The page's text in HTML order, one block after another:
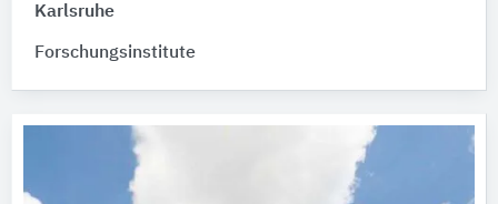
Karlsruhe
Forschungsinstitute